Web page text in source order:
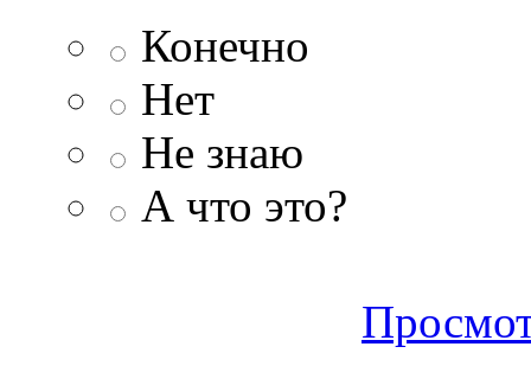
Конечно
Нет
Не знаю
А что это?